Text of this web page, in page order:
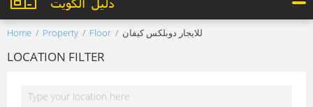
Home Property Floor للايجار دوبلكس كيفان
LOCATION FILTER